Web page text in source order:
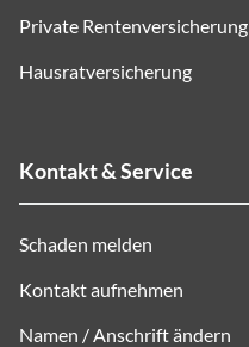
Private Rentenversicherung
Hausratversicherung
Kontakt & Service
Schaden melden
Kontakt aufnehmen
Namen / Anschrift ändern